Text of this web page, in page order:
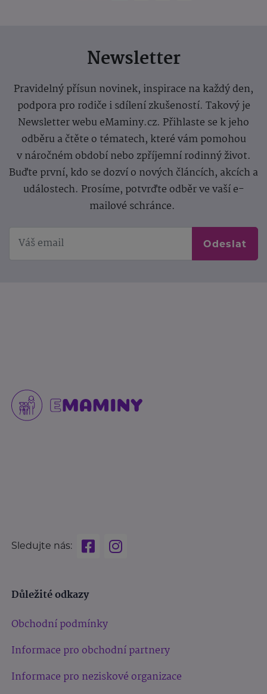
Newsletter
Pravidelný přísun novinek, inspirace na každý den,
podpora pro rodiče i sdílení zkušeností. Takový je
Newsletter webu eMaminy.cz. Přihlaste se k jeho
odběru a čtěte o tématech, které vám pomohou
v náročném období nebo zpříjemní rodinný život.
Buďte první, kdo se dozví o nových článcích, akcích a
událostech. Prosíme, potvrďte odběr ve vaší e-
mailové schránce.
Odeslat
Sledujte nás:
Důležité odkazy
Obchodní podmínky
Informace pro obchodní partnery
Informace pro neziskové organizace